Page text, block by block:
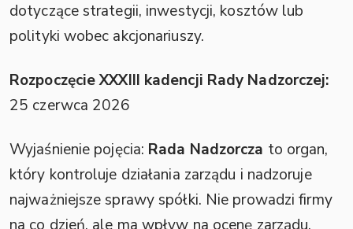
dotyczące strategii, inwestycji, kosztów lub
polityki wobec akcjonariuszy.
Rozpoczęcie XXXIII kadencji Rady Nadzorczej:
25 czerwca 2026
Wyjaśnienie pojęcia: Rada Nadzorcza to organ,
który kontroluje działania zarządu i nadzoruje
najważniejsze sprawy spółki. Nie prowadzi firmy